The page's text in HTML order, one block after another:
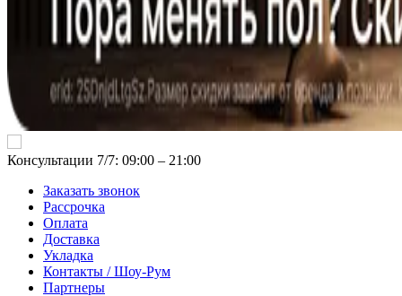
Консультации 7/7: 09:00 ‒ 21:00
Заказать звонок
Рассрочка
Оплата
Доставка
Укладка
Контакты / Шоу-Рум
Партнеры